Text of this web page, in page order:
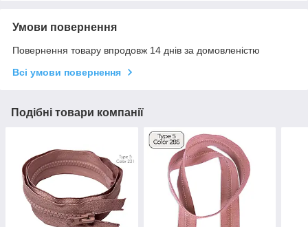
Умови повернення
Повернення товару впродовж 14 днів за домовленістю
Всі умови повернення
Подібні товари компанії